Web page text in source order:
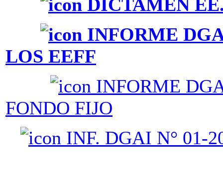
DICTAMEN
INFORME
LOS EEFF
INFORME
FONDO FIJO
INF. DGAI N° 01-